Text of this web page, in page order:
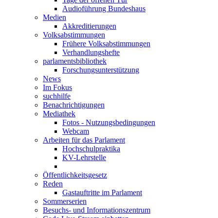
Audioführung Bundeshaus
Medien
Akkreditierungen
Volksabstimmungen
Frühere Volksabstimmungen
Verhandlungshefte
parlamentsbibliothek
Forschungsunterstützung
News
Im Fokus
suchhilfe
Benachrichtigungen
Mediathek
Fotos - Nutzungsbedingungen
Webcam
Arbeiten für das Parlament
Hochschulpraktika
KV-Lehrstelle
Öffentlichkeitsgesetz
Reden
Gastauftritte im Parlament
Sommerserien
Besuchs- und Informationszentrum